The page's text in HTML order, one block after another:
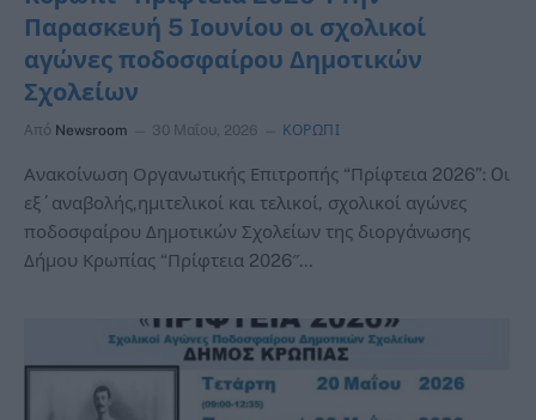
Παρασκευή 5 Ιουνίου οι σχολικοί
αγώνες ποδοσφαίρου Δημοτικών
Σχολείων
Από Newsroom 30 Μαΐου, 2026 ΚΟΡΩΠΙ
Ανακοίνωση Οργανωτικής Επιτροπής “Πρίφτεια 2026”: Oι
εξ΄αναβολής,ημιτελικοί και τελικοί, σχολικοί αγώνες
ποδοσφαίρου Δημοτικών Σχολείων της διοργάνωσης
Δήμου Κρωπίας “Πρίφτεια 2026″…